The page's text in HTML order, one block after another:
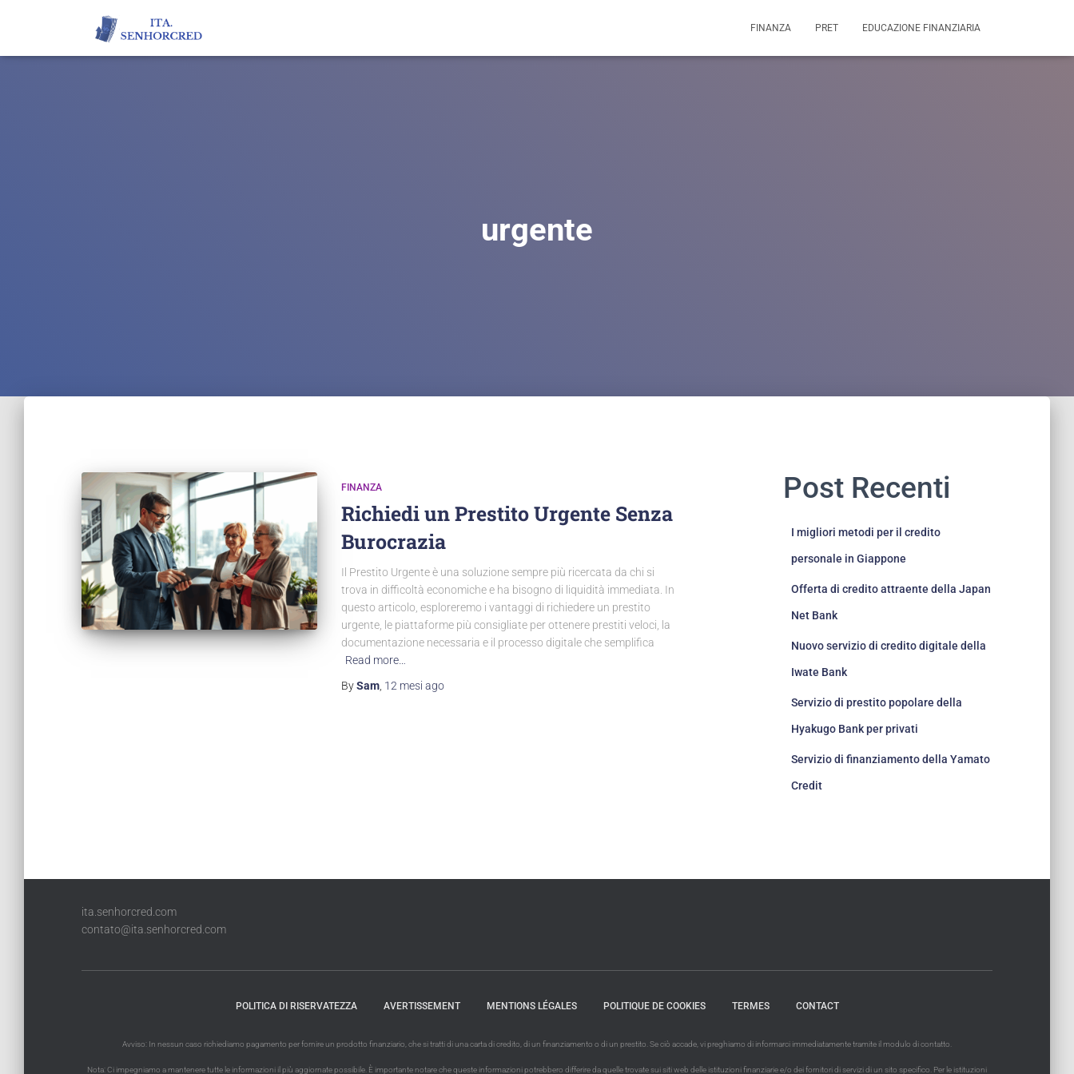
FINANZA PRET EDUCAZIONE FINANZIARIA
urgente
FINANZA
Richiedi un Prestito Urgente Senza
Burocrazia
Il Prestito Urgente è una soluzione sempre più ricercata da chi si
trova in difficoltà economiche e ha bisogno di liquidità immediata. In
questo articolo, esploreremo i vantaggi di richiedere un prestito
urgente, le piattaforme più consigliate per ottenere prestiti veloci, la
documentazione necessaria e il processo digitale che semplifica
Read more…
BySam 12 mesi ago
Post Recenti
I migliori metodi per il credito
personale in Giappone
Offerta di credito attraente della Japan
Net Bank
Nuovo servizio di credito digitale della
Iwate Bank
Servizio di prestito popolare della
Hyakugo Bank per privati
Servizio di finanziamento della Yamato
Credit
ita.senhorcred.com
contato@ita.senhorcred.com
POLITICA DI RISERVATEZZA AVERTISSEMENT MENTIONS LÉGALES POLITIQUE DE COOKIES TERMES CONTACT
Avviso: In nessun caso richiediamo pagamento per fornire un prodotto finanziario, che si tratti di una carta di credito, di un finanziamento o di un prestito. Se ciò accade, vi preghiamo di informarci immediatamente tramite il modulo di contatto.
Nota: Ci impegniamo a mantenere tutte le informazioni il più aggiornate possibile. È importante notare che queste informazioni potrebbero differire da quelle trovate sui siti web delle istituzioni finanziarie e/o dei fornitori di servizi di un sito specifico. Per le istituzioni